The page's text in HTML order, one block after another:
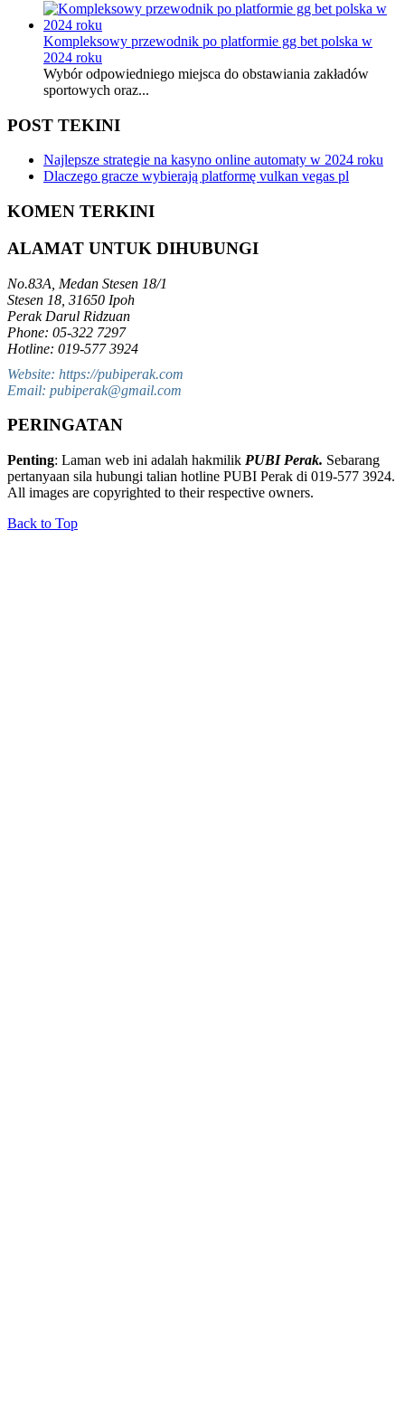
Kompleksowy przewodnik po platformie gg bet polska w
2024 roku
Wybór odpowiedniego miejsca do obstawiania zakładów
sportowych oraz...
POST TEKINI
Najlepsze strategie na kasyno online automaty w 2024 roku
Dlaczego gracze wybierają platformę vulkan vegas pl
KOMEN TERKINI
ALAMAT UNTUK DIHUBUNGI
No.83A, Medan Stesen 18/1
Stesen 18, 31650 Ipoh
Perak Darul Ridzuan
Phone: 05-322 7297
Hotline: 019-577 3924
Website: https://pubiperak.com
Email: pubiperak@gmail.com
PERINGATAN
Penting: Laman web ini adalah hakmilik PUBI Perak. Sebarang
pertanyaan sila hubungi talian hotline PUBI Perak di 019-577 3924.
All images are copyrighted to their respective owners.
Back to Top